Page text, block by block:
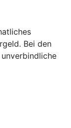
Bei den